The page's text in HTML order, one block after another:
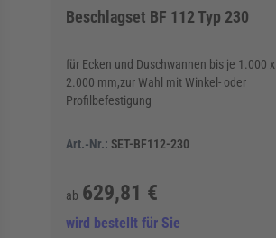
Beschlagset BF 112 Typ 230
für Ecken und Duschwannen bis je 1.000 x
2.000 mm,zur Wahl mit Winkel- oder
Profilbefestigung
Art.-Nr.: SET-BF112-230
ab 629,81 €
wird bestellt für Sie